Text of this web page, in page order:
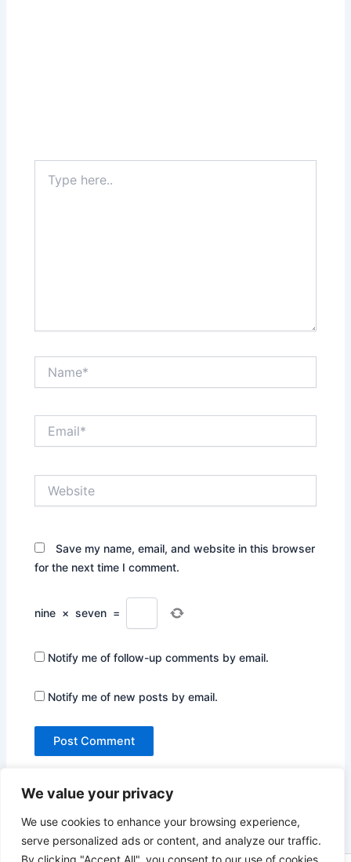
We value your privacy
We use cookies to enhance your browsing experience,
serve personalized ads or content, and analyze our traffic.
By clicking "Accept All", you consent to our use of cookies.
here..
Save my name, email, and website in this browser
for the next time I comment.
nine × seven =
Notify me of follow-up comments by email.
Notify me of new posts by email.